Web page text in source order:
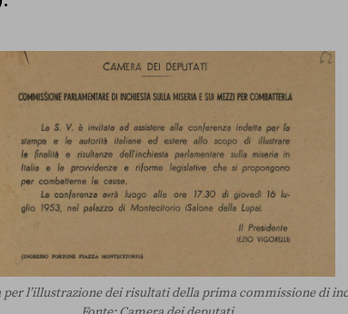
l’illustrazione dei risultati della prima commissione di